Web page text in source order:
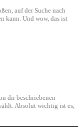
auf der Suche nach
kann. Und wow, das ist
dir beschriebenen
Absolut wichtig ist es,